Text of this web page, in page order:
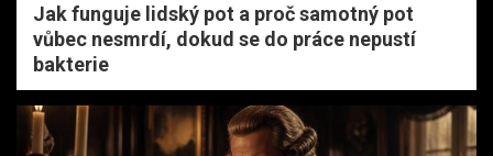
Jak funguje lidský pot a proč samotný pot
vůbec nesmrdí, dokud se do práce nepustí
bakterie